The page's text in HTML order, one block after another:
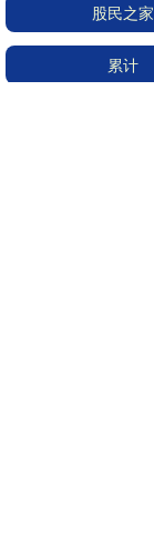
股民之家
累计